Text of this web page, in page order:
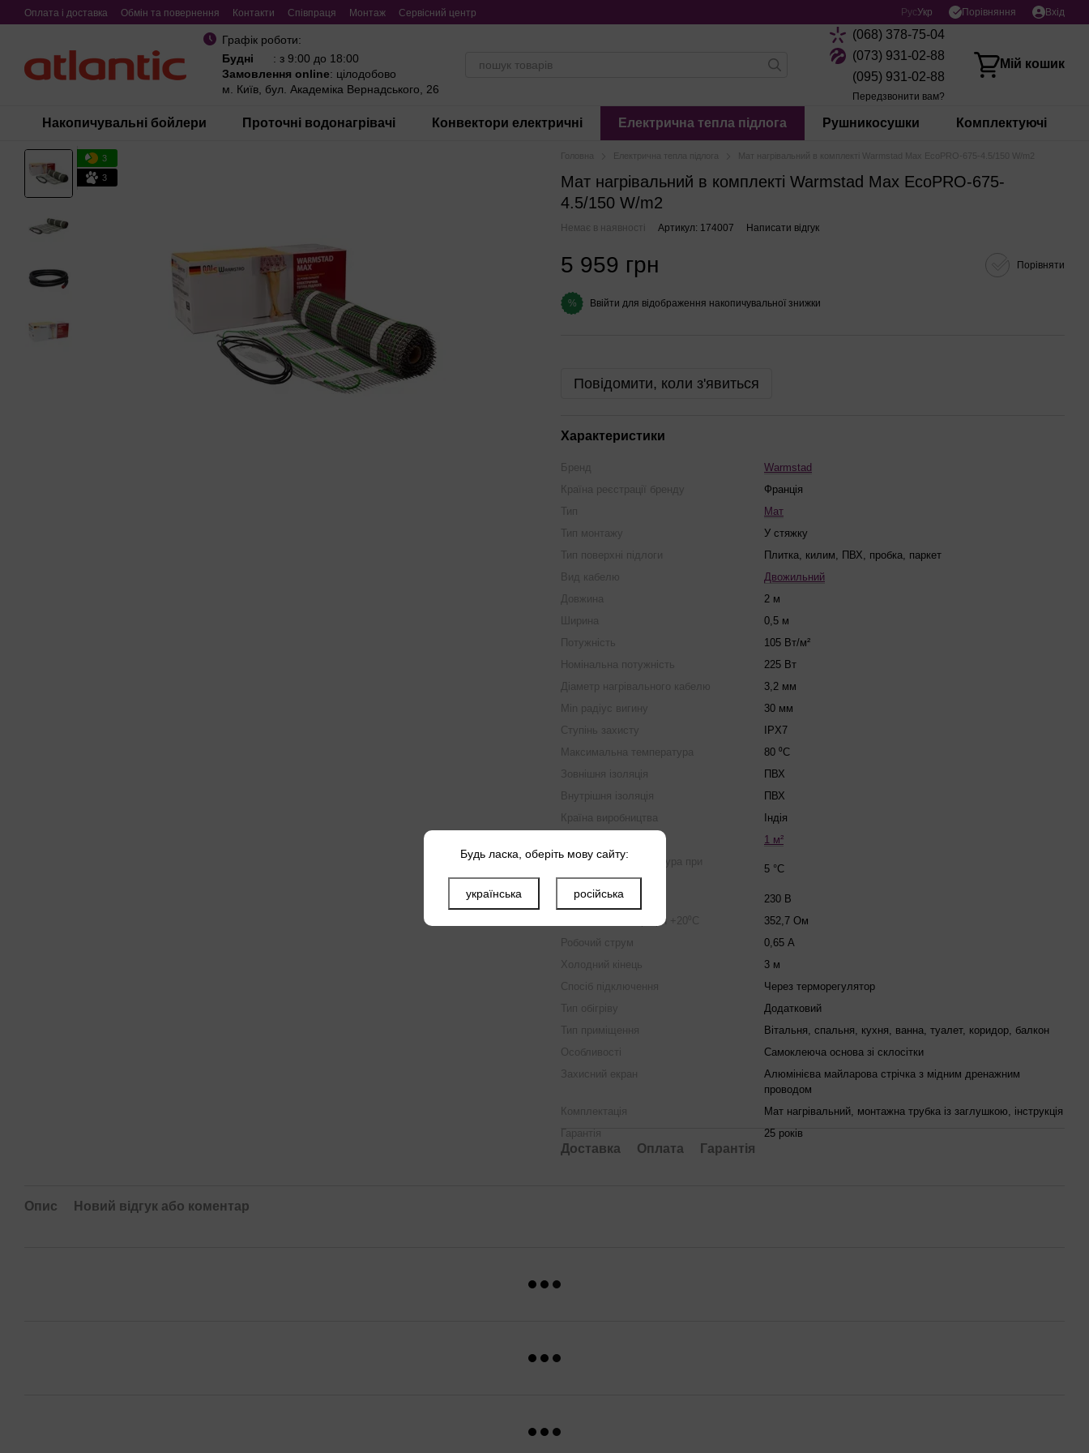
Перейти до основного контенту
Оплата і доставка Обмін та повернення Контакти Співпраця Монтаж Сервісний центр РусУкр Порівняння Вхід
Графік роботи:
Будні
: з 9:00 до 18:00
Замовлення online: цілодобово
м. Київ, бул. Академіка Вернадського, 26
(068) 378-75-04
(073) 931-02-88
(095) 931-02-88
Передзвонити вам?
Мій кошик
Накопичувальні бойлери Проточні водонагрівачі Конвектори електричні Електрична тепла підлога Рушникосушки Комплектуючі
3
3
Головна Електрична тепла підлога Мат нагрівальний в комплекті Warmstad Max EcoPRO-675-4.5/150 W/m2
Мат нагрівальний в комплекті Warmstad Max EcoPRO-675-
4.5/150 W/m2
Немає в наявності Артикул: 174007 Написати відгук
5 959 грн Порівняти
% Ввійти для відображення накопичувальної знижки
Повідомити, коли з'явиться
Характеристики
Бренд
Warmstad
Країна реєстрації бренду
Франція
Тип
Мат
Тип монтажу
У стяжку
Тип поверхні підлоги
Плитка, килим, ПВХ, пробка, паркет
Вид кабелю
Двожильний
Довжина
2 м
Ширина
0,5 м
Потужність
105 Вт/м²
Номінальна потужність
225 Вт
Діаметр нагрівального кабелю
3,2 мм
Min радіус вигину
30 мм
Ступінь захисту
IPX7
Максимальна температура
80 ⁰C
Зовнішня ізоляція
ПВХ
Внутрішня ізоляція
ПВХ
Країна виробництва
Індія
1 м²
Мінімальна температура при
монтажі
5 °C
Номінальна напруга
230 В
Номінальний опір при +20⁰C
352,7 Ом
Робочий струм
0,65 А
Холодний кінець
3 м
Спосіб підключення
Через терморегулятор
Тип обігріву
Додатковий
Тип приміщення
Вітальня, спальня, кухня, ванна, туалет, коридор, балкон
Особливості
Самоклеюча основа зі склосітки
Захисний екран
Алюмінієва майларова стрічка з мідним дренажним
проводом
Комплектація
Мат нагрівальний, монтажна трубка із заглушкою, інструкція
Гарантія
25 років
Доставка Оплата Гарантія
Опис Новий відгук або коментар
Будь ласка, оберіть мову сайту:
українська російська